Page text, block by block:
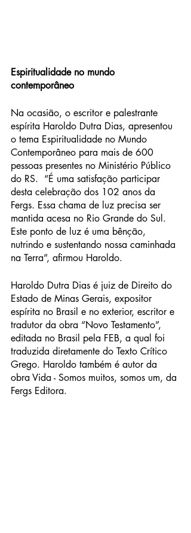
Espiritualidade no mundo
contemporâneo
Na ocasião, o escritor e palestrante
espírita Haroldo Dutra Dias, apresentou
o tema Espiritualidade no Mundo
Contemporâneo para mais de 600
pessoas presentes no Ministério Público
do RS.  “É uma satisfação participar
desta celebração dos 102 anos da
Fergs. Essa chama de luz precisa ser
mantida acesa no Rio Grande do Sul.
Este ponto de luz é uma bênção,
nutrindo e sustentando nossa caminhada
na Terra”, afirmou Haroldo.
Haroldo Dutra Dias é juiz de Direito do
Estado de Minas Gerais, expositor
espírita no Brasil e no exterior, escritor e
tradutor da obra “Novo Testamento”,
editada no Brasil pela FEB, a qual foi
traduzida diretamente do Texto Crítico
Grego. Haroldo também é autor da
obra Vida - Somos muitos, somos um, da
Fergs Editora.